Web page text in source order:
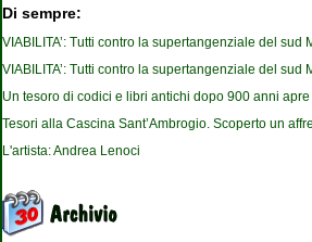
Di sempre:
VIABILITA’: Tutti contro la supertangenziale del sud
VIABILITA’: Tutti contro la supertangenziale del sud
Un tesoro di codici e libri antichi dopo 900 anni apre
Tesori alla Cascina Sant’Ambrogio. Scoperto un
L'artista: Andrea Lenoci